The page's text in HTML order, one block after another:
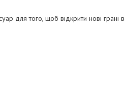
для того, щоб відкрити нові